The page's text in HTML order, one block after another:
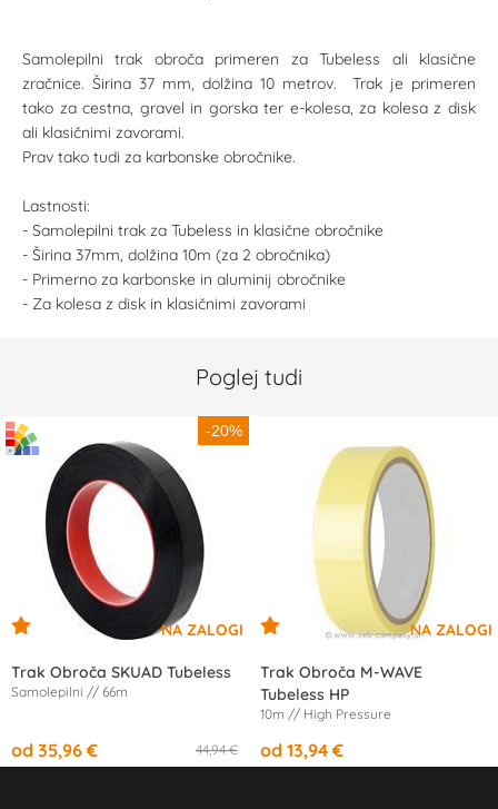
Samolepilni trak obroča primeren za Tubeless ali klasične
zračnice. Širina 37 mm, dolžina 10 metrov. Trak je primeren
tako za cestna, gravel in gorska ter e-kolesa, za kolesa z disk
ali klasičnimi zavorami.
Prav tako tudi za karbonske obročnike.
Lastnosti:
- Samolepilni trak za Tubeless in klasične obročnike
- Širina 37mm, dolžina 10m (za 2 obročnika)
- Primerno za karbonske in aluminij obročnike
- Za kolesa z disk in klasičnimi zavorami
Poglej tudi
-20%
Trak Obroča SKUAD Tubeless
Samolepilni // 66m
44,94 €
od 35,96 €
Trak Obroča M-WAVE
Tubeless HP
10m // High Pressure
od 13,94 €